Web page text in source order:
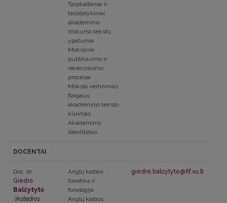
Tarpkalbiniai ir
tarpdalykiniai
akademinio
diskurso tekstų
ypatumai
Mokslinio
publikavimo ir
recenzavimo
procesai
Mokslo vertinimas
Įtaigaus
akademinio teksto
kūrimas
Akademinis
identitetas
DOCENTAI
Doc. dr.
Giedrė
Balčytytė
(katedros
Anglų kalbos
fonetika ir
fonologija
Anglų kalbos
giedre.balcytyte@flf.vu.lt